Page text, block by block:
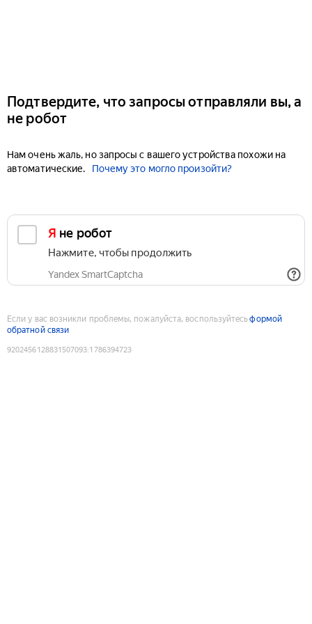
Подтвердите, что запросы отправляли вы, а
не робот
Нам очень жаль, но запросы с вашего устройства похожи на
автоматические.
Почему это могло произойти?
Я не робот
Нажмите, чтобы продолжить
Yandex SmartCaptcha
Если у вас возникли проблемы, пожалуйста, воспользуйтесьформой
обратной связи
9202456128831507093:1786394723